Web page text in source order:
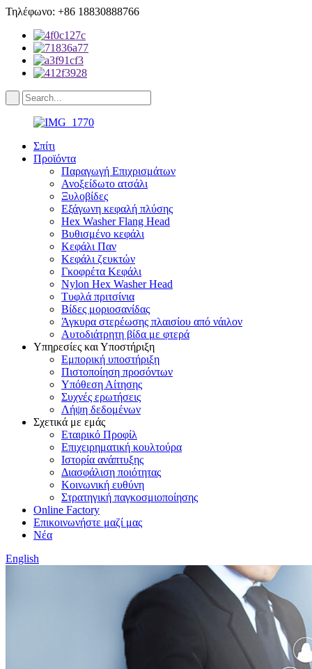
Τηλέφωνο: +86 18830888766
Σπίτι
Προϊόντα
Παραγωγή Επιχρισμάτων
Ανοξείδωτο ατσάλι
Ξυλοβίδες
Εξάγωνη κεφαλή πλύσης
Hex Washer Flang Head
Βυθισμένο κεφάλι
Κεφάλι Παν
Κεφάλι ζευκτών
Γκοφρέτα Κεφάλι
Nylon Hex Washer Head
Τυφλά πριτσίνια
Βίδες μοριοσανίδας
Άγκυρα στερέωσης πλαισίου από νάιλον
Αυτοδιάτρητη βίδα με φτερά
Υπηρεσίες και Υποστήριξη
Εμπορική υποστήριξη
Πιστοποίηση προσόντων
Υπόθεση Αίτησης
Συχνές ερωτήσεις
Λήψη δεδομένων
Σχετικά με εμάς
Εταιρικό Προφίλ
Επιχειρηματική κουλτούρα
Ιστορία ανάπτυξης
Διασφάλιση ποιότητας
Κοινωνική ευθύνη
Στρατηγική παγκοσμιοποίησης
Online Factory
Επικοινωνήστε μαζί μας
Νέα
English